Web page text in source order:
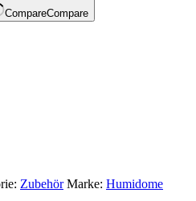
CompareCompare
Zubehör Marke: Humidome